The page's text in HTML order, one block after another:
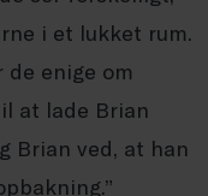
i et lukket rum.
de enige om
at lade Brian
Brian ved, at han